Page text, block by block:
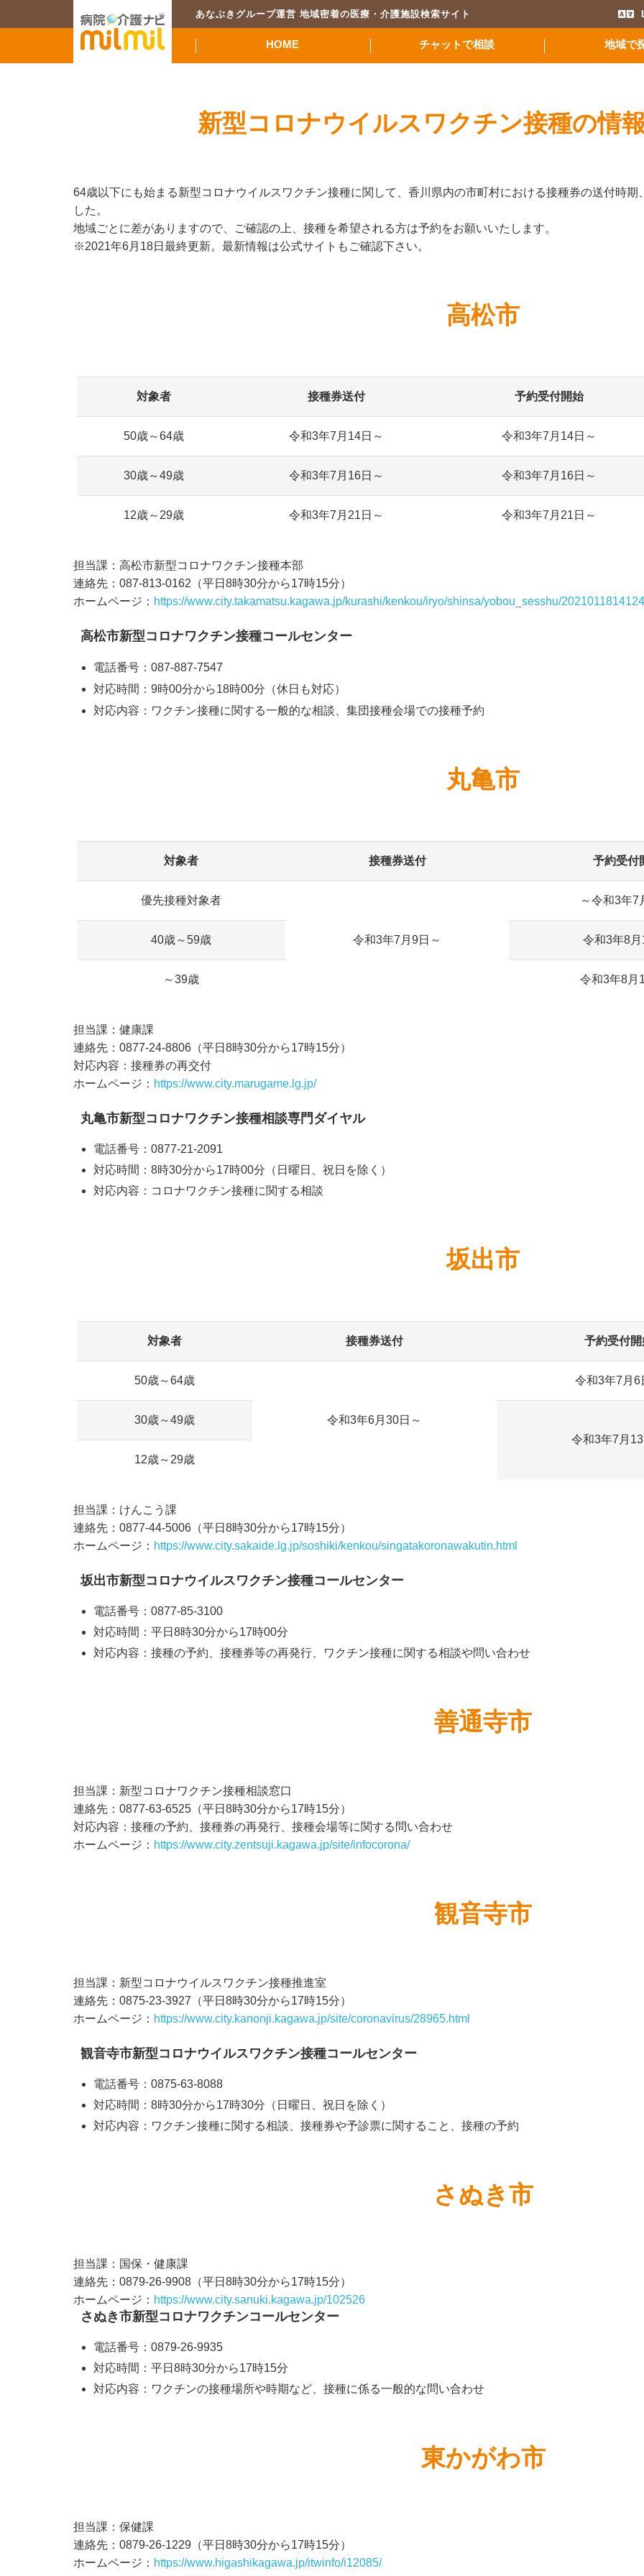
あなぶきグループ運営 地域密着の医療・介護施設検索サイト
HOME チャットで相談 地域で
新型コロナウイルスワクチン接種の情
64歳以下にも始まる新型コロナウイルスワクチン接種に関して、香川県内の市町村における接種券の送付時
した。
地域ごとに差がありますので、ご確認の上、接種を希望される方は予約をお願いいたします。
※2021年6月18日最終更新。最新情報は公式サイトもご確認下さい。
高松市
対象者 接種券送付 予約受付開始
50歳～64歳 令和3年7月14日～ 令和3年7月14日～
30歳～49歳 令和3年7月16日～ 令和3年7月16日～
12歳～29歳 令和3年7月21日～ 令和3年7月21日～
担当課：高松市新型コロナワクチン接種本部
連絡先：087-813-0162（平日8時30分から17時15分）
ホームページ： https://www.city.takamatsu.kagawa.jp/kurashi/kenkou/iryo/shinsa/yobou_sesshu/
高松市新型コロナワクチン接種コールセンター
電話番号：087-887-7547
対応時間：9時00分から18時00分（休日も対応）
対応内容：ワクチン接種に関する一般的な相談、集団接種会場での接種予約
丸亀市
対象者 接種券送付 予約受付
優先接種対象者
令和3年7月9日～
～令和3年7
40歳～59歳 令和3年8
～39歳 令和3年8月
担当課：健康課
連絡先：0877-24-8806（平日8時30分から17時15分）
対応内容：接種券の再交付
ホームページ： https://www.city.marugame.lg.jp/
丸亀市新型コロナワクチン接種相談専門ダイヤル
電話番号：0877-21-2091
対応時間：8時30分から17時00分（日曜日、祝日を除く）
対応内容：コロナワクチン接種に関する相談
坂出市
対象者 接種券送付 予約受付開
50歳～64歳
令和3年6月30日～
令和3年7月6
30歳～49歳
令和3年7月
12歳～29歳
担当課：けんこう課
連絡先：0877-44-5006（平日8時30分から17時15分）
ホームページ： https://www.city.sakaide.lg.jp/soshiki/kenkou/singatakoronawakutin.html
坂出市新型コロナウイルスワクチン接種コールセンター
電話番号：0877-85-3100
対応時間：平日8時30分から17時00分
対応内容：接種の予約、接種券等の再発行、ワクチン接種に関する相談や問い合わせ
善通寺市
担当課：新型コロナワクチン接種相談窓口
連絡先：0877-63-6525（平日8時30分から17時15分）
対応内容：接種の予約、接種券の再発行、接種会場等に関する問い合わせ
ホームページ： https://www.city.zentsuji.kagawa.jp/site/infocorona/
観音寺市
担当課：新型コロナウイルスワクチン接種推進室
連絡先：0875-23-3927（平日8時30分から17時15分）
ホームページ： https://www.city.kanonji.kagawa.jp/site/coronavirus/28965.html
観音寺市新型コロナウイルスワクチン接種コールセンター
電話番号：0875-63-8088
対応時間：8時30分から17時30分（日曜日、祝日を除く）
対応内容：ワクチン接種に関する相談、接種券や予診票に関すること、接種の予約
さぬき市
担当課：国保・健康課
連絡先：0879-26-9908（平日8時30分から17時15分）
ホームページ： https://www.city.sanuki.kagawa.jp/102526
さぬき市新型コロナワクチンコールセンター
電話番号：0879-26-9935
対応時間：平日8時30分から17時15分
対応内容：ワクチンの接種場所や時期など、接種に係る一般的な問い合わせ
東かがわ市
担当課：保健課
連絡先：0879-26-1229（平日8時30分から17時15分）
ホームページ： https://www.higashikagawa.jp/itwinfo/i12085/